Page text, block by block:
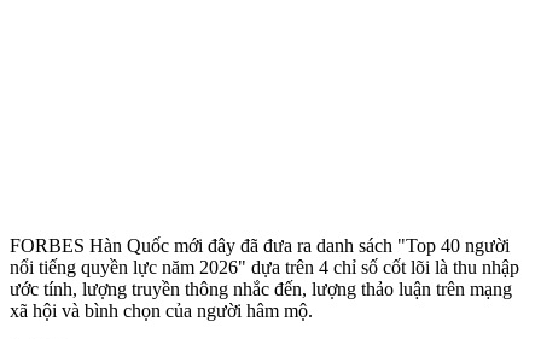
FORBES Hàn Quốc mới đây đã đưa ra danh sách "Top 40 người
nổi tiếng quyền lực năm 2026" dựa trên 4 chỉ số cốt lõi là thu nhập
ước tính, lượng truyền thông nhắc đến, lượng thảo luận trên mạng
xã hội và bình chọn của người hâm mộ.